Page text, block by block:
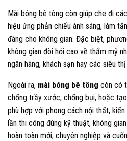
Mài bóng bê tông còn giúp che đi
hiệu ứng phản chiếu ánh sáng, làm
đãng cho không gian. Đặc biệt,
không gian đòi hỏi cao về thẩm mỹ
ngân hàng, khách sạn hay các siêu thị
Ngoài ra, mài bóng bê tông còn có
chống trầy xước, chống bụi, hoặc
phù hợp với phong cách nội thất,
lần thi công đúng kỹ thuật, không
hoàn toàn mới, chuyên nghiệp và